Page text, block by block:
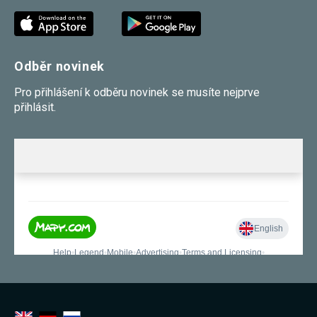
Odběr novinek
Pro přihlášení k odběru novinek se musíte nejprve
přihlásit.